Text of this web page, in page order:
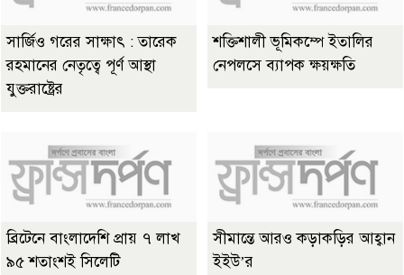
সার্জিও গরের সাক্ষাৎ : তারেক
রহমানের নেতৃত্বে পূর্ণ আস্থা
যুক্তরাষ্ট্রের
শক্তিশালী ভূমিকম্পে ইতালির
নেপলসে ব্যাপক ক্ষয়ক্ষতি
ব্রিটেনে বাংলাদেশি প্রায় ৭ লাখ
৯৫ শতাংশই সিলেটি
সীমান্তে আরও কড়াকড়ির আহ্বান
ইইউ’র